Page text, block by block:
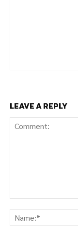
LEAVE A REPLY